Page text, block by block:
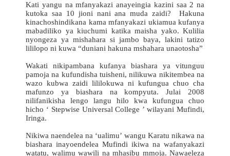
Kati yangu na mfanyakazi anayeingia kazini saa 2 na
kutoka saa 10 jioni nani ana muda zaidi? Hakuna
kinachoshindikana kama mfanyakazi ukiamua kufanya
mabadiliko ya kiuchumi katika maisha yako. Kulilia
nyongeza ya mishahara si jambo baya, lakini tatizo
lililopo ni kuwa “duniani hakuna mshahara unaotosha”
Wakati nikipambana kufanya biashara ya vitunguu
pamoja na kufundisha tuisheni, nilikuwa nikitembea na
wazo kubwa zaidi lililokuwa ni kufungua chuo cha
mafunzo ya biashara na kompyuta. Julai 2008
nilifanikisha lengo langu hilo kwa kufungua chuo
hicho ‘ Stepwise Universal College ’ wilayani Mufindi,
Iringa.
Nikiwa naendelea na ‘ualimu’ wangu Karatu nikawa na
biashara inayoendelea Mufindi ikiwa na wafanyakazi
watatu, walimu wawili na mhasibu mmoja. Nawaeleza